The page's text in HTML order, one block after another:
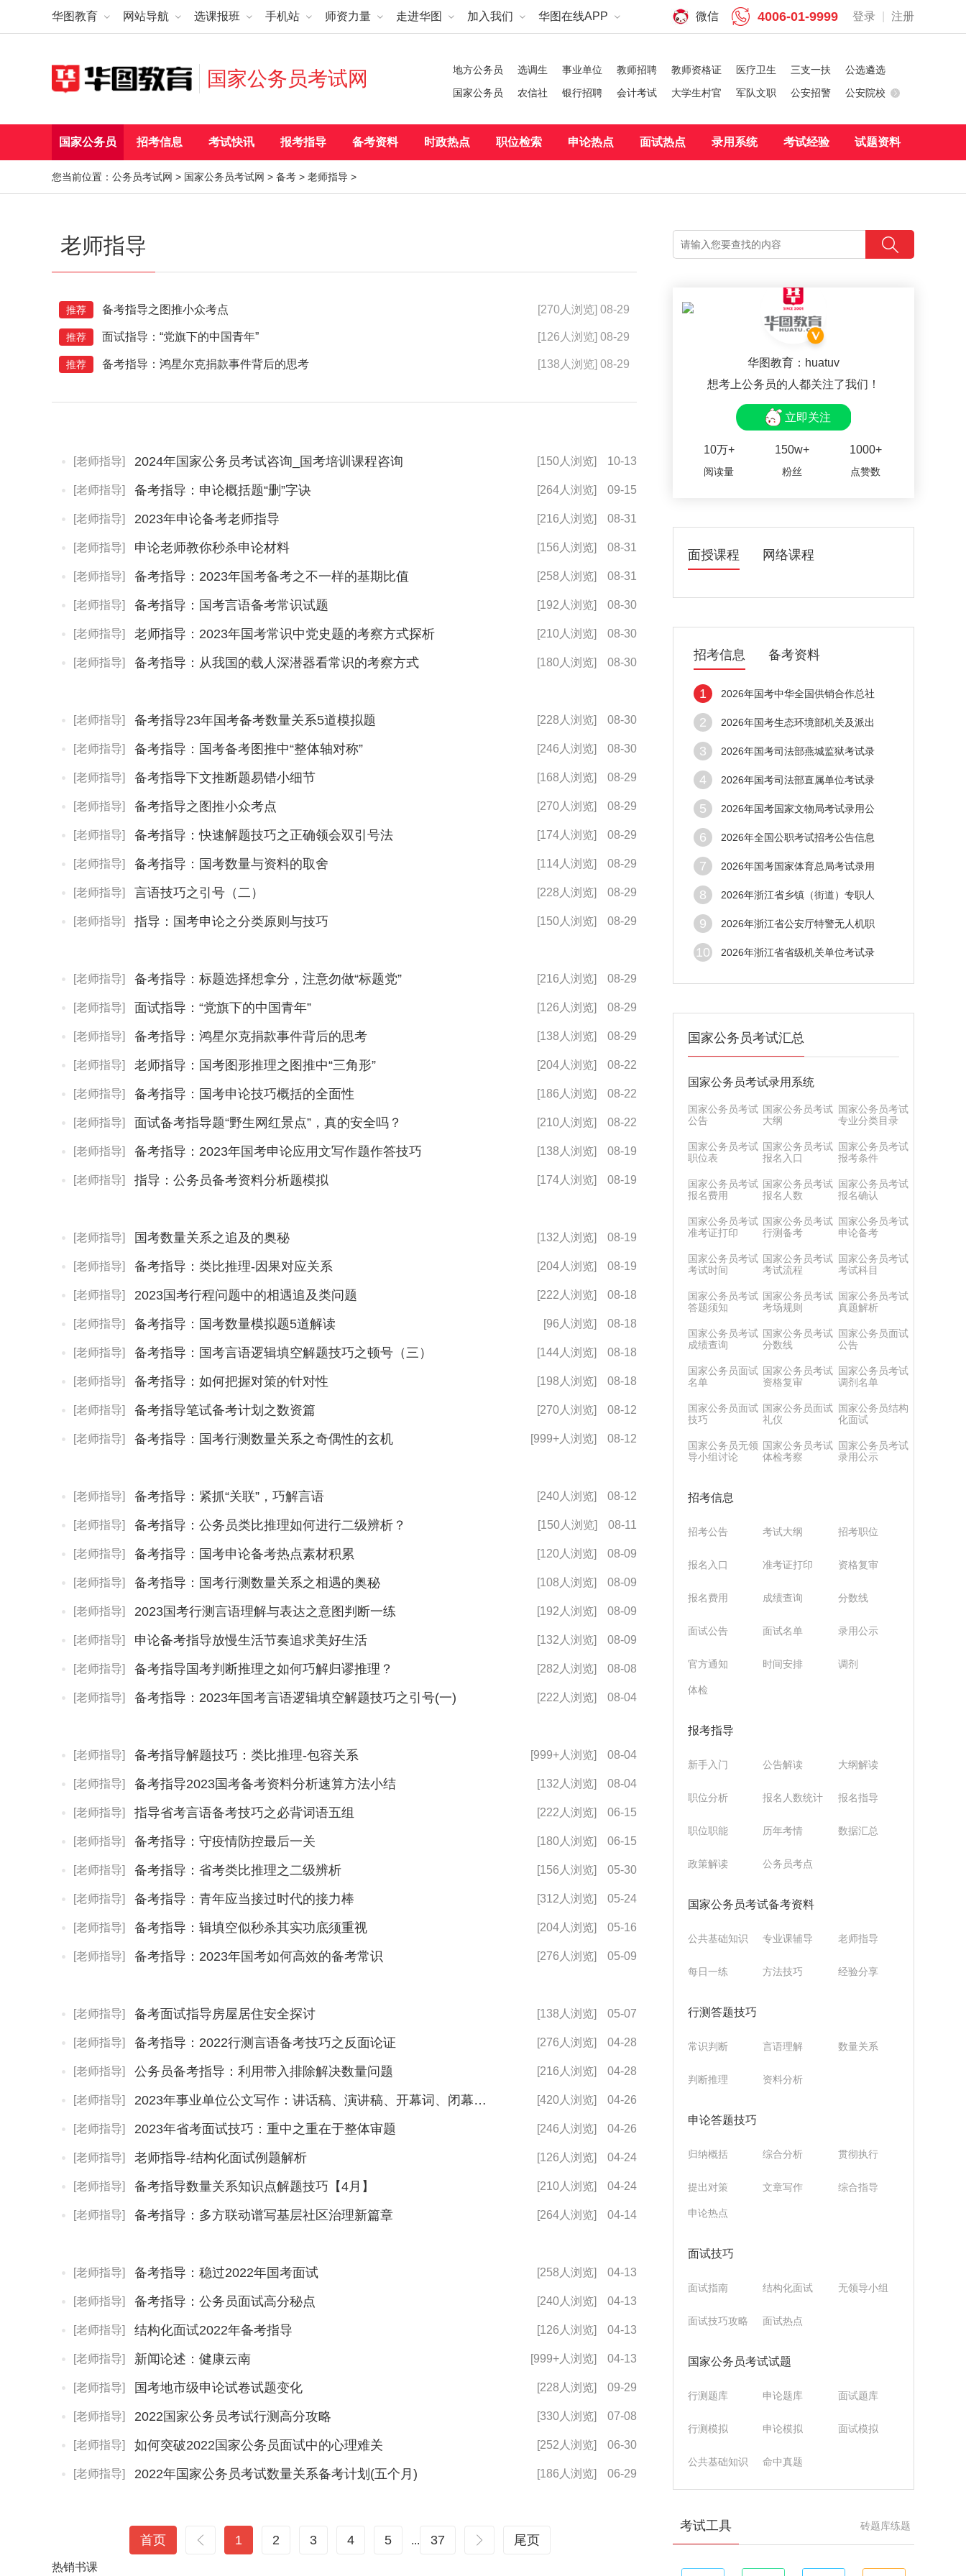
华图教育 网站导航 选课报班 手机站 师资力量 走进华图 加入我们 华图在线APP 登录 注册
4006-01-9999
微信
国家公务员考试网 地方公务员 选调生 事业单位 教师招聘 教师资格证 医疗卫生 三支一扶
公选遴选
国家公务员
农信社 银行招聘 会计考试 大学生村官 军队文职 公安招警 公安院校
国家公务员 招考信息 考试快讯 报考指导 备考资料 时政热点 职位检索 申论热点 面试热点 录用系统 考试经验 试题资料
您当前位置： 公务员考试网 > 国家公务员考试网 > 备考 > 老师指导 >
老师指导
推荐 备考指导之图推小众考点 [270人浏览] 08-29
推荐 面试指导：“党旗下的中国青年” [126人浏览] 08-29
推荐 备考指导：鸿星尔克捐款事件背后的思考 [138人浏览] 08-29
10-13
[150人浏览]
[老师指导] 2024年国家公务员考试咨询_国考培训课程咨询
09-15
[264人浏览]
[老师指导] 备考指导：申论概括题“删”字诀
08-31
[216人浏览]
[老师指导] 2023年申论备考老师指导
08-31
[156人浏览]
[老师指导] 申论老师教你秒杀申论材料
08-31
[258人浏览]
[老师指导] 备考指导：2023年国考备考之不一样的基期比值
08-30
[192人浏览]
[老师指导] 备考指导：国考言语备考常识试题
08-30
[210人浏览]
[老师指导] 老师指导：2023年国考常识中党史题的考察方式探析
08-30
[180人浏览]
[老师指导] 备考指导：从我国的载人深潜器看常识的考察方式
08-30
[228人浏览]
[老师指导] 备考指导23年国考备考数量关系5道模拟题
08-30
[246人浏览]
[老师指导] 备考指导：国考备考图推中“整体轴对称”
08-29
[168人浏览]
[老师指导] 备考指导下文推断题易错小细节
08-29
[270人浏览]
[老师指导] 备考指导之图推小众考点
08-29
[174人浏览]
[老师指导] 备考指导：快速解题技巧之正确领会双引号法
08-29
[114人浏览]
[老师指导] 备考指导：国考数量与资料的取舍
08-29
[228人浏览]
[老师指导] 言语技巧之引号（二）
08-29
[150人浏览]
[老师指导] 指导：国考申论之分类原则与技巧
08-29
[216人浏览]
[老师指导] 备考指导：标题选择想拿分，注意勿做“标题党”
08-29
[126人浏览]
[老师指导] 面试指导：“党旗下的中国青年”
08-29
[138人浏览]
[老师指导] 备考指导：鸿星尔克捐款事件背后的思考
08-22
[204人浏览]
[老师指导] 老师指导：国考图形推理之图推中“三角形”
08-22
[186人浏览]
[老师指导] 备考指导：国考申论技巧概括的全面性
08-22
[210人浏览]
[老师指导] 面试备考指导题“野生网红景点”，真的安全吗？
08-19
[138人浏览]
[老师指导] 备考指导：2023年国考申论应用文写作题作答技巧
08-19
[174人浏览]
[老师指导] 指导：公务员备考资料分析题模拟
08-19
[132人浏览]
[老师指导] 国考数量关系之追及的奥秘
08-19
[204人浏览]
[老师指导] 备考指导：类比推理-因果对应关系
08-18
[222人浏览]
[老师指导] 2023国考行程问题中的相遇追及类问题
08-18
[96人浏览]
[老师指导] 备考指导：国考数量模拟题5道解读
08-18
[144人浏览]
[老师指导] 备考指导：国考言语逻辑填空解题技巧之顿号（三）
08-18
[198人浏览]
[老师指导] 备考指导：如何把握对策的针对性
08-12
[270人浏览]
[老师指导] 备考指导笔试备考计划之数资篇
08-12
[999+人浏览]
[老师指导] 备考指导：国考行测数量关系之奇偶性的玄机
08-12
[240人浏览]
[老师指导] 备考指导：紧抓“关联”，巧解言语
08-11
[150人浏览]
[老师指导] 备考指导：公务员类比推理如何进行二级辨析？
08-09
[120人浏览]
[老师指导] 备考指导：国考申论备考热点素材积累
08-09
[108人浏览]
[老师指导] 备考指导：国考行测数量关系之相遇的奥秘
08-09
[192人浏览]
[老师指导] 2023国考行测言语理解与表达之意图判断一练
08-09
[132人浏览]
[老师指导] 申论备考指导放慢生活节奏追求美好生活
08-08
[282人浏览]
[老师指导] 备考指导国考判断推理之如何巧解归谬推理？
08-04
[222人浏览]
[老师指导] 备考指导：2023年国考言语逻辑填空解题技巧之引号(一)
08-04
[999+人浏览]
[老师指导] 备考指导解题技巧：类比推理-包容关系
08-04
[132人浏览]
[老师指导] 备考指导2023国考备考资料分析速算方法小结
06-15
[222人浏览]
[老师指导] 指导省考言语备考技巧之必背词语五组
06-15
[180人浏览]
[老师指导] 备考指导：守疫情防控最后一关
05-30
[156人浏览]
[老师指导] 备考指导：省考类比推理之二级辨析
05-24
[312人浏览]
[老师指导] 备考指导：青年应当接过时代的接力棒
05-16
[204人浏览]
[老师指导] 备考指导：辑填空似秒杀其实功底须重视
05-09
[276人浏览]
[老师指导] 备考指导：2023年国考如何高效的备考常识
05-07
[138人浏览]
[老师指导] 备考面试指导房屋居住安全探讨
04-28
[276人浏览]
[老师指导] 备考指导：2022行测言语备考技巧之反面论证
04-28
[216人浏览]
[老师指导] 公务员备考指导：利用带入排除解决数量问题
04-26
[420人浏览]
[老师指导] 2023年事业单位公文写作：讲话稿、演讲稿、开幕词、闭幕词、广播稿类区别
04-26
[246人浏览]
[老师指导] 2023年省考面试技巧：重中之重在于整体审题
04-24
[126人浏览]
[老师指导] 老师指导-结构化面试例题解析
04-24
[210人浏览]
[老师指导] 备考指导数量关系知识点解题技巧【4月】
04-14
[264人浏览]
[老师指导] 备考指导：多方联动谱写基层社区治理新篇章
04-13
[258人浏览]
[老师指导] 备考指导：稳过2022年国考面试
04-13
[240人浏览]
[老师指导] 备考指导：公务员面试高分秘点
04-13
[126人浏览]
[老师指导] 结构化面试2022年备考指导
04-13
[999+人浏览]
[老师指导] 新闻论述：健康云南
09-29
[228人浏览]
[老师指导] 国考地市级申论试卷试题变化
07-08
[330人浏览]
[老师指导] 2022国家公务员考试行测高分攻略
06-30
[252人浏览]
[老师指导] 如何突破2022国家公务员面试中的心理难关
06-29
[186人浏览]
[老师指导] 2022年国家公务员考试数量关系备考计划(五个月)
首页 1 2 3 4 5 ... 37 尾页
热销书课
华图教育：huatuv
想考上公务员的人都关注了我们！
立即关注
10万+
阅读量
150w+
粉丝
1000+
点赞数
面授课程 网络课程
招考信息 备考资料
1 2026年国考中华全国供销合作总社
2 2026年国考生态环境部机关及派出
3 2026年国考司法部燕城监狱考试录
4 2026年国考司法部直属单位考试录
5 2026年国考国家文物局考试录用公
6 2026年全国公职考试招考公告信息
7 2026年国考国家体育总局考试录用
8 2026年浙江省乡镇（街道）专职人
9 2026年浙江省公安厅特警无人机职
10 2026年浙江省省级机关单位考试录
国家公务员考试汇总
国家公务员考试录用系统
国家公务员考试
公告
国家公务员考试
大纲
国家公务员考试
专业分类目录
国家公务员考试
职位表
国家公务员考试
报名入口
国家公务员考试
报考条件
国家公务员考试
报名费用
国家公务员考试
报名人数
国家公务员考试
报名确认
国家公务员考试
准考证打印
国家公务员考试
行测备考
国家公务员考试
申论备考
国家公务员考试
考试时间
国家公务员考试
考试流程
国家公务员考试
考试科目
国家公务员考试
答题须知
国家公务员考试
考场规则
国家公务员考试
真题解析
国家公务员考试
成绩查询
国家公务员考试
分数线
国家公务员面试
公告
国家公务员面试
名单
国家公务员考试
资格复审
国家公务员考试
调剂名单
国家公务员面试
技巧
国家公务员面试
礼仪
国家公务员结构
化面试
国家公务员无领
导小组讨论
国家公务员考试
体检考察
国家公务员考试
录用公示
招考信息
招考公告 考试大纲 招考职位
报名入口 准考证打印 资格复审
报名费用 成绩查询 分数线
面试公告 面试名单 录用公示
官方通知 时间安排 调剂
体检
报考指导
新手入门 公告解读 大纲解读
职位分析 报名人数统计 报名指导
职位职能 历年考情 数据汇总
政策解读 公务员考点
国家公务员考试备考资料
公共基础知识 专业课辅导 老师指导
每日一练 方法技巧 经验分享
行测答题技巧
常识判断 言语理解 数量关系
判断推理 资料分析
申论答题技巧
归纳概括 综合分析 贯彻执行
提出对策 文章写作 综合指导
申论热点
面试技巧
面试指南 结构化面试 无领导小组
面试技巧攻略 面试热点
国家公务员考试试题
行测题库 申论题库 面试题库
行测模拟 申论模拟 面试模拟
公共基础知识 命中真题
砖题库练题
考试工具